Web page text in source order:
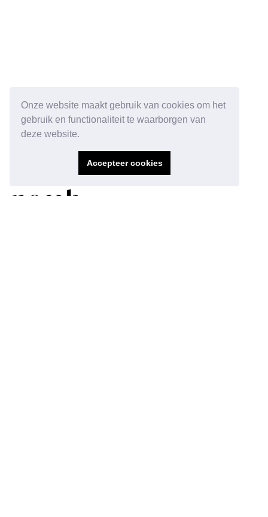
Onze website maakt gebruik van cookies om het
gebruik en functionaliteit te waarborgen van
deze website.
Accepteer cookies